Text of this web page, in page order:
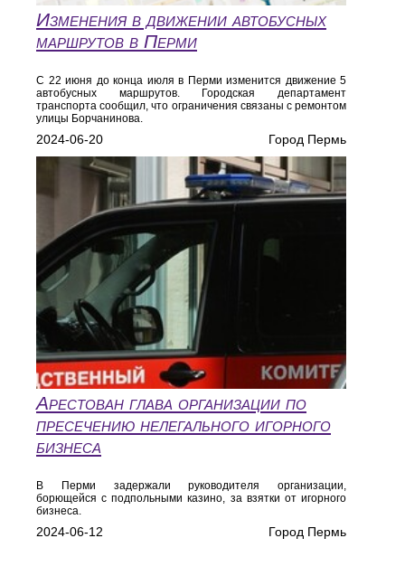
Изменения в движении автобусных
маршрутов в Перми
С 22 июня до конца июля в Перми изменится движение 5
автобусных маршрутов. Городская департамент
транспорта сообщил, что ограничения связаны с ремонтом
улицы Борчанинова.
2024-06-20 Город Пермь
Арестован глава организации по
пресечению нелегального игорного
бизнеса
В Перми задержали руководителя организации,
борющейся с подпольными казино, за взятки от игорного
бизнеса.
2024-06-12 Город Пермь